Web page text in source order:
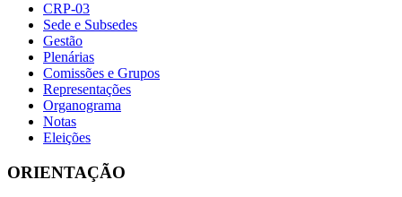
CRP-03
Sede e Subsedes
Gestão
Plenárias
Comissões e Grupos
Representações
Organograma
Notas
Eleições
ORIENTAÇÃO